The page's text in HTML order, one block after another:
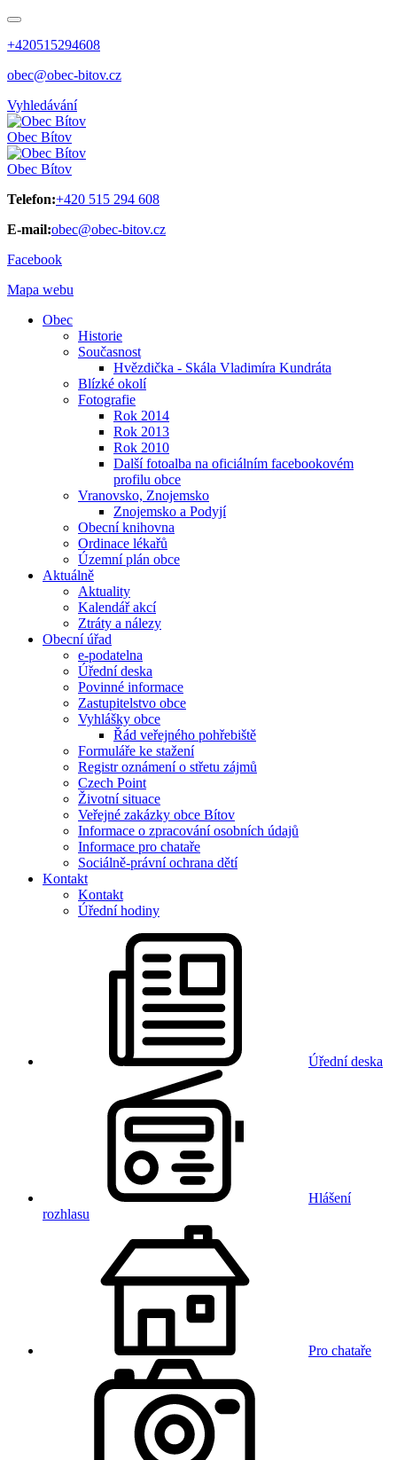
+420515294608
obec@obec-bitov.cz
Vyhledávání
Obec Bítov
Obec Bítov
Telefon:+420 515 294 608
E-mail:obec@obec-bitov.cz
Facebook
Mapa webu
Obec
Historie
Současnost
Hvězdička - Skála Vladimíra Kundráta
Blízké okolí
Fotografie
Rok 2014
Rok 2013
Rok 2010
Další fotoalba na oficiálním facebookovém
profilu obce
Vranovsko, Znojemsko
Znojemsko a Podyjí
Obecní knihovna
Ordinace lékařů
Územní plán obce
Aktuálně
Aktuality
Kalendář akcí
Ztráty a nálezy
Obecní úřad
e-podatelna
Úřední deska
Povinné informace
Zastupitelstvo obce
Vyhlášky obce
Řád veřejného pohřebiště
Formuláře ke stažení
Registr oznámení o střetu zájmů
Czech Point
Životní situace
Veřejné zakázky obce Bítov
Informace o zpracování osobních údajů
Informace pro chataře
Sociálně-právní ochrana dětí
Kontakt
Kontakt
Úřední hodiny
Úřední deska
Hlášení
rozhlasu
Pro chataře